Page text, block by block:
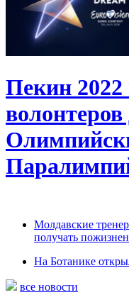
Пекин 2022
Молдавские
получать
На Ботанике
все новости